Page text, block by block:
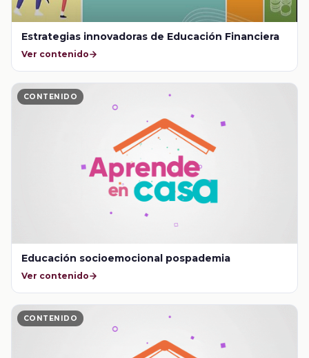
Estrategias innovadoras de Educación Financiera
Ver contenido
CONTENIDO
Educación socioemocional pospademia
Ver contenido
CONTENIDO